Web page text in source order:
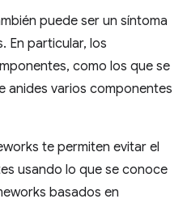
puede ser un síntoma
En particular, los
como los que se
anides varios componentes
te permiten evitar el
usando lo que se conoce
basados en